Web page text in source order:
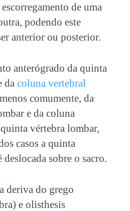
de uma
podendo este
anterior ou posterior.
anterógrado da quinta
da coluna vertebral
comumente, da
e da coluna
vértebra lombar,
casos a quinta
sobre o sacro.
deriva do grego
e olisthesis